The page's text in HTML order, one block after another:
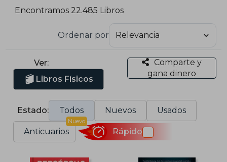
Encontramos 22.485 Libros
Ordenar por
Ver:
Libros Físicos
Comparte y
gana dinero
Estado: Todos Nuevos Usados
Anticuarios
Nuevo
Rápido